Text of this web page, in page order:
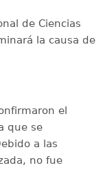
de Ciencias
la causa de
el
que se
a las
no fue